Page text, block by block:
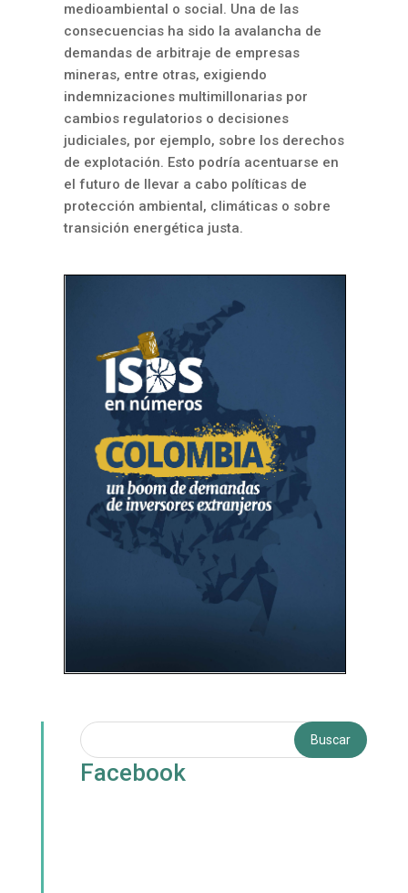
medioambiental o social. Una de las
consecuencias ha sido la avalancha de
demandas de arbitraje de empresas
mineras, entre otras, exigiendo
indemnizaciones multimillonarias por
cambios regulatorios o decisiones
judiciales, por ejemplo, sobre los derechos
de explotación. Esto podría acentuarse en
el futuro de llevar a cabo políticas de
protección ambiental, climáticas o sobre
transición energética justa.
Facebook